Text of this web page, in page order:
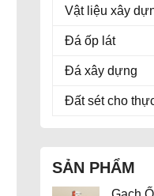
Vật liệu xây
Đá ốp lát
Đá xây dựng
Đất sét cho
SẢN PHẨM